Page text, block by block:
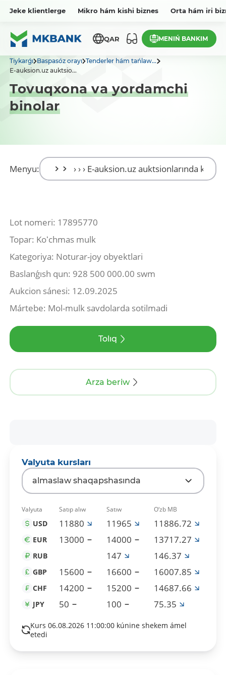
Jeke klientlerge Mikro hám kishi biznes Orta hám iri
QAR MENIŃ BANKIM
Tiykarǵı Baspasóz orayı Tenderler hám tańlaw...
E-auksion.uz auktsio...
Tovuqxona va yordamchi
binolar
Menyu:
Lot nomeri: 17895770
Topar: Koʻchmas mulk
Kategoriya: Noturar-joy obyektlari
Baslanǵısh qun: 928 500 000.00 swm
Aukcion sánesi: 12.09.2025
Mártebe: Mol-mulk savdolarda sotilmadi
Tolıq
Arza beriw
Valyuta kursları
almaslaw shaqapshasında
Valyuta Satıp alıw Satıw O‘zb MB
USD 11880 11965 11886.72
EUR 13000 14000 13717.27
RUB 147 146.37
GBP 15600 16600 16007.85
CHF 14200 15200 14687.66
JPY 50 100 75.35
Kurs 06.08.2026 11:00:00 kúnine shekem ámel
etedi